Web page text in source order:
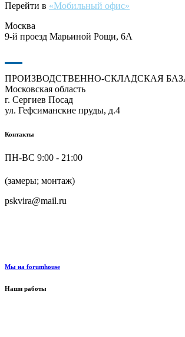
Перейти в «Мобильный офис»
Москва
9-й проезд Марьиной Рощи, 6А
ПРОИЗВОДСТВЕННО-СКЛАДСКАЯ
Московская область
г. Сергиев Посад
ул. Гефсиманские пруды, д.4
Контакты
ПН-ВС 9:00 - 21:00
(замеры; монтаж)
pskvira@mail.ru
Мы на forumhouse
Наши работы